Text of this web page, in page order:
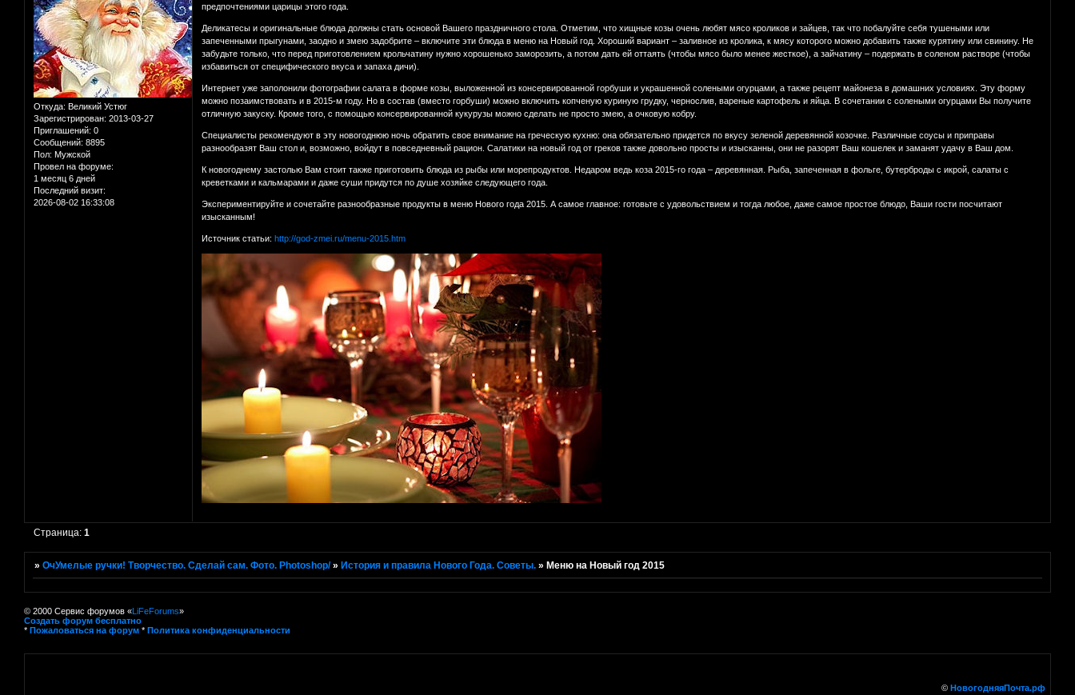
Откуда: Великий Устюг
Зарегистрирован: 2013-03-27
Приглашений: 0
Сообщений: 8895
Пол: Мужской
Провел на форуме:
1 месяц 6 дней
Последний визит:
2026-08-02 16:33:08
предпочтениями царицы этого года.
Деликатесы и оригинальные блюда должны стать основой Вашего праздничного стола. Отметим, что хищные козы очень любят мясо кроликов и зайцев, так что побалуйте себя тушеными или
запеченными прыгунами, заодно и змею задобрите – включите эти блюда в меню на Новый год. Хороший вариант – заливное из кролика, к мясу которого можно добавить также курятину или свинину. Не
забудьте только, что перед приготовлением крольчатину нужно хорошенько заморозить, а потом дать ей оттаять (чтобы мясо было менее жесткое), а зайчатину – подержать в соленом растворе (чтобы
избавиться от специфического вкуса и запаха дичи).
Интернет уже заполонили фотографии салата в форме козы, выложенной из консервированной горбуши и украшенной солеными огурцами, а также рецепт майонеза в домашних условиях. Эту форму
можно позаимствовать и в 2015-м году. Но в состав (вместо горбуши) можно включить копченую куриную грудку, чернослив, вареные картофель и яйца. В сочетании с солеными огурцами Вы получите
отличную закуску. Кроме того, с помощью консервированной кукурузы можно сделать не просто змею, а очковую кобру.
Специалисты рекомендуют в эту новогоднюю ночь обратить свое внимание на греческую кухню: она обязательно придется по вкусу зеленой деревянной козочке. Различные соусы и приправы
разнообразят Ваш стол и, возможно, войдут в повседневный рацион. Салатики на новый год от греков также довольно просты и изысканны, они не разорят Ваш кошелек и заманят удачу в Ваш дом.
К новогоднему застолью Вам стоит также приготовить блюда из рыбы или морепродуктов. Недаром ведь коза 2015-го года – деревянная. Рыба, запеченная в фольге, бутерброды с икрой, салаты с
креветками и кальмарами и даже суши придутся по душе хозяйке следующего года.
Экспериментируйте и сочетайте разнообразные продукты в меню Нового года 2015. А самое главное: готовьте с удовольствием и тогда любое, даже самое простое блюдо, Ваши гости посчитают
изысканным!
Источник статьи:http://god-zmei.ru/menu-2015.htm
Страница:1
»ОчУмелые ручки! Творчество. Сделай сам. Фото. Photoshop/ » История и правила Нового Года. Советы. » Меню на Новый год 2015
© 2000 Сервис форумов «LiFeForums»
Создать форум бесплатно
* Пожаловаться на форум * Политика конфиденциальности
© НовогодняяПочта.рф